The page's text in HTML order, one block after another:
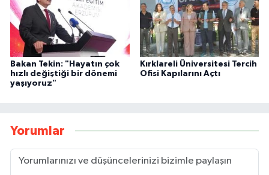
Bakan Tekin: "Hayatın çok
hızlı değiştiği bir dönemi
yaşıyoruz"
Kırklareli Üniversitesi Tercih
Ofisi Kapılarını Açtı
Yorumlar